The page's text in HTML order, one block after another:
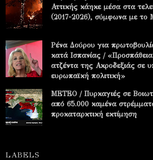
Αττικής κάηκε μέσα στα
(2017-2026), σύμφωνα με το
Ρένα Δούρου για
κατά Ισπανίας /
ατζέντα της Ακροδεξιάς σε
ευρωπαϊκή πολιτική»
METEO / Πυρκαγιές σε
από 65.000 καμένα
προκαταρκτική εκτίμηση
LABELS